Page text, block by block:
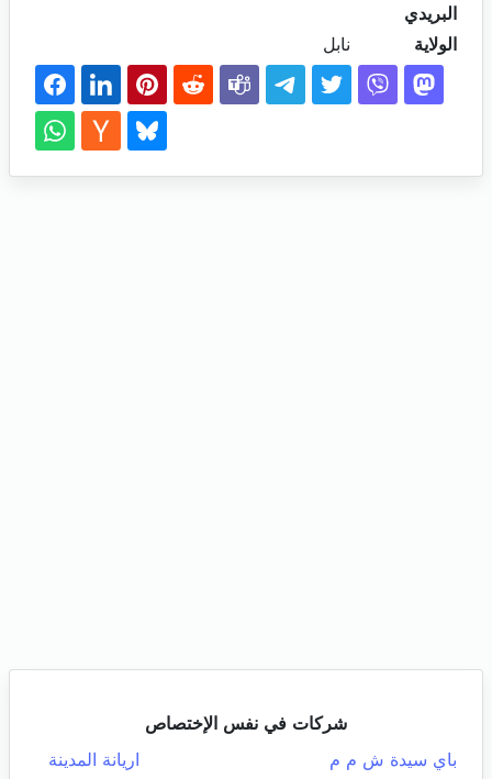
البريدي
الولاية
نابل
شركات في نفس الإختصاص
باي سيدة ش م م
اريانة المدينة